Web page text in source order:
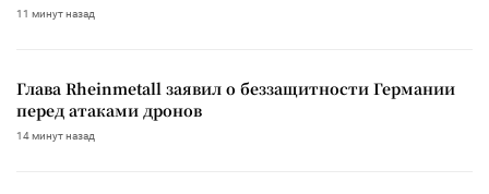
11 минут назад
Глава Rheinmetall заявил о беззащитности Германии
перед атаками дронов
14 минут назад